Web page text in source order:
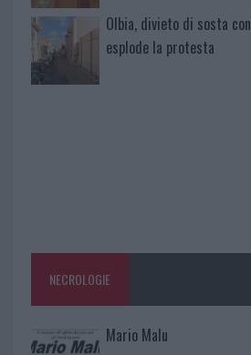
Olbia, divieto di sosta
esplode la protesta
NECROLOGIE
Mario Malu